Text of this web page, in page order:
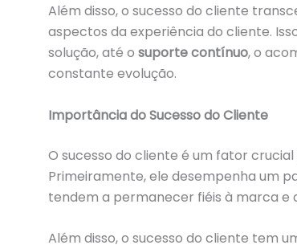
Além disso, o sucesso do cliente
aspectos da experiência do cliente.
solução, até o suporte contínuo, o
constante evolução.
Importância do Sucesso do Cliente
O sucesso do cliente é um fator
Primeiramente, ele desempenha um
tendem a permanecer fiéis à marca
Além disso, o sucesso do cliente tem